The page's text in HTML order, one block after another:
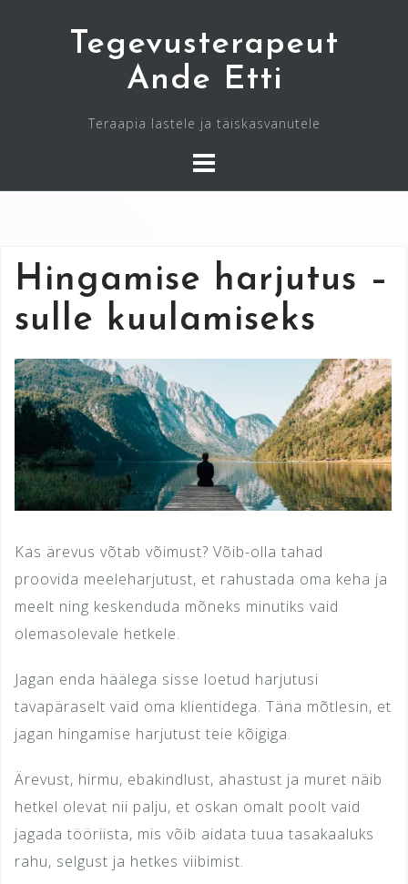
Tegevusterapeut
Ande Etti
Teraapia lastele ja täiskasvanutele
Hingamise harjutus –
sulle kuulamiseks
Kas ärevus võtab võimust? Võib-olla tahad
proovida meeleharjutust, et rahustada oma keha ja
meelt ning keskenduda mõneks minutiks vaid
olemasolevale hetkele.
Jagan enda häälega sisse loetud harjutusi
tavapäraselt vaid oma klientidega. Täna mõtlesin, et
jagan hingamise harjutust teie kõigiga.
Ärevust, hirmu, ebakindlust, ahastust ja muret näib
hetkel olevat nii palju, et oskan omalt poolt vaid
jagada tööriista, mis võib aidata tuua tasakaaluks
rahu, selgust ja hetkes viibimist.